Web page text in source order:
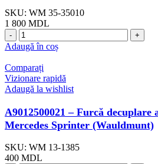
SKU: WM 35-35010
1 800 MDL
Adaugă în coș
Comparați
Vizionare rapidă
Adaugă la wishlist
A9012500021 – Furcă
Mercedes Sprinter (Wauldmunt)
SKU: WM 13-1385
400 MDL